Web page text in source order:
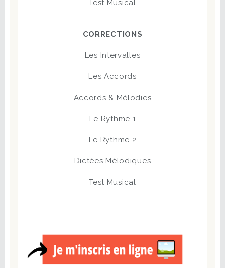
Test Musical
CORRECTIONS
Les Intervalles
Les Accords
Accords & Mélodies
Le Rythme 1
Le Rythme 2
Dictées Mélodiques
Test Musical